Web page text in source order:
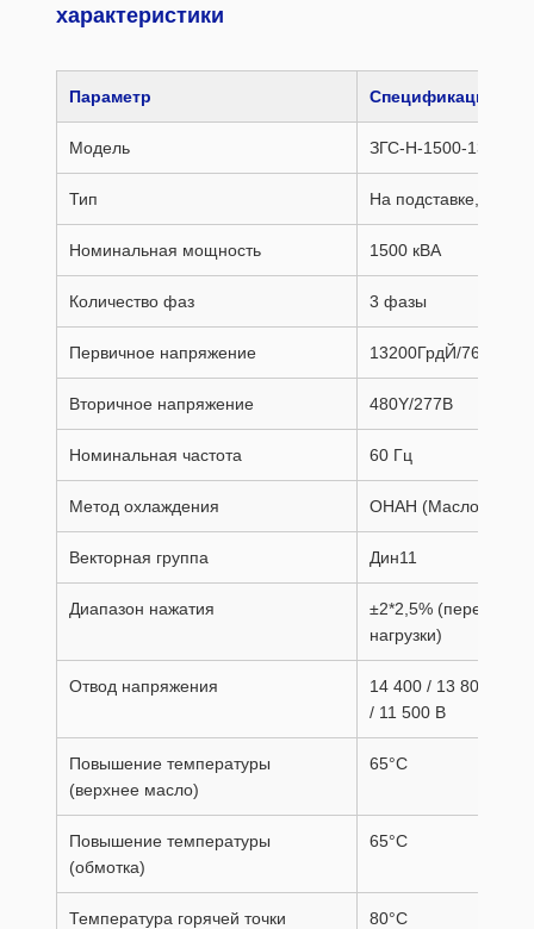
характеристики
Параметр Спецификация
Модель ЗГС-Н-1500-13,2-
Тип На подставке,
Номинальная мощность 1500 кВА
Количество фаз 3 фазы
Первичное напряжение 13200ГрдЙ/7620В
Вторичное напряжение 480Y/277В
Номинальная частота 60 Гц
Метод охлаждения ОНАН (Масло
Векторная группа Дин11
Диапазон нажатия
±2*2,5%
нагрузки)
Отвод напряжения
14 400 / 13 800 / 13
/ 11 500 В
Повышение температуры
(верхнее масло)
65°С
Повышение температуры
(обмотка)
65°С
Температура горячей точки 80°С